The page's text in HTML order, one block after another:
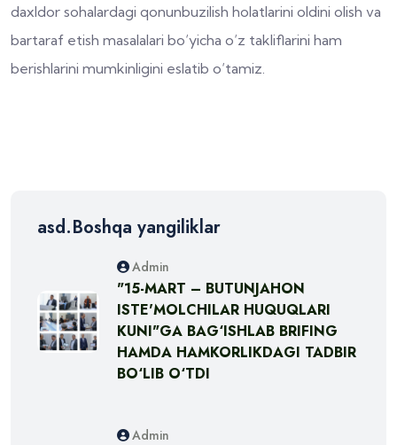
daxldor sohalardagi qonunbuzilish holatlarini oldini olish va
bartaraf etish masalalari bo‘yicha o‘z takliflarini ham
berishlarini mumkinligini eslatib o‘tamiz.
asd.Boshqa yangiliklar
Admin
"15-MART – BUTUNJAHON
ISTE'MOLCHILAR HUQUQLARI
KUNI"GA BAG‘ISHLAB BRIFING
HAMDA HAMKORLIKDAGI TADBIR
BO‘LIB O‘TDI
Admin